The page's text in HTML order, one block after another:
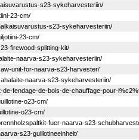
s23-sykeharvesteriin/
23-cm/
s23-sykeharvesteriin/
23-cm/
firewood-splitting-kit/
naarva-s23-sykeharvesteriin/
unit-for-naarva-s23-harvester/
naarva-s23-sykeharvesteriin/
de-fendage-de-bois-de-chauffage-pour-
o23-cm/
o23-cm/
fuer-naarva-s23-
s23-guillotineeinheit/